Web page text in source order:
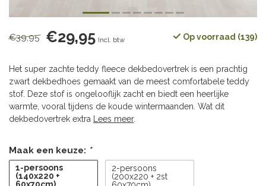
€39,95 €29,95 Incl. btw Op voorraad (139)
Het super zachte teddy fleece dekbedovertrek is een prachtig
zwart dekbedhoes gemaakt van de meest comfortabele teddy
stof. Deze stof is ongelooflijk zacht en biedt een heerlijke
warmte, vooral tijdens de koude wintermaanden. Wat dit
dekbedovertrek extra
Lees meer.
Maak een keuze: *
1-persoons
(140x220 +
2-persoons
(200x220 + 2st